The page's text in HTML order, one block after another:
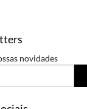
novidades